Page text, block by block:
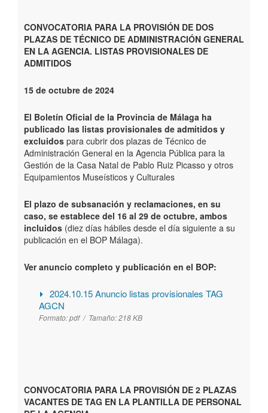
CONVOCATORIA PARA LA PROVISIÓN DE DOS
PLAZAS DE TÉCNICO DE ADMINISTRACIÓN GENERAL
EN LA AGENCIA. LISTAS PROVISIONALES DE
ADMITIDOS
15 de octubre de 2024
El Boletín Oficial de la Provincia de Málaga ha
publicado las listas provisionales de admitidos y
excluidos para cubrir dos plazas de Técnico de
Administración General en la Agencia Pública para la
Gestión de la Casa Natal de Pablo Ruiz Picasso y otros
Equipamientos Museísticos y Culturales
El plazo de subsanación y reclamaciones, en su
caso, se establece del 16 al 29 de octubre, ambos
incluidos (diez días hábiles desde el día siguiente a su
publicación en el BOP Málaga).
Ver anuncio completo y publicación en el BOP:
2024.10.15 Anuncio listas provisionales TAG
AGCN
Formato:pdf / Tamaño:218 KB
CONVOCATORIA PARA LA PROVISIÓN DE 2 PLAZAS
VACANTES DE TAG EN LA PLANTILLA DE PERSONAL